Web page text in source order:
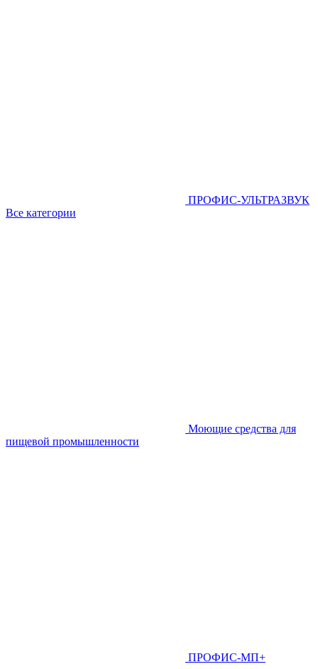
ПРОФИС-УЛЬТРАЗВУК
Все категории
Моющие средства для
пищевой промышленности
ПРОФИС-МП+